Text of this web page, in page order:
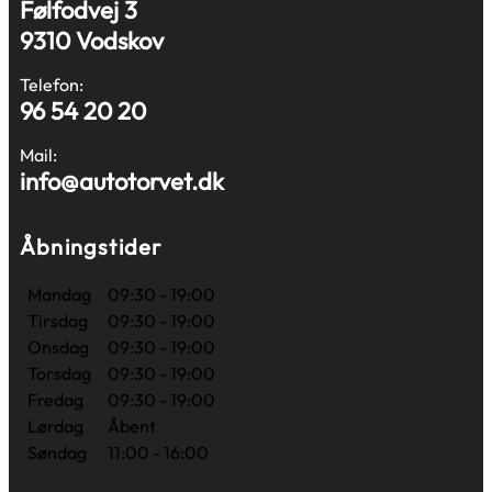
Følfodvej 3
9310 Vodskov
Telefon:
96 54 20 20
Mail:
info@autotorvet.dk
Åbningstider
Mandag
09:30 - 19:00
Tirsdag
09:30 - 19:00
Onsdag
09:30 - 19:00
Torsdag
09:30 - 19:00
Fredag
09:30 - 19:00
Lørdag
Åbent
Søndag
11:00 - 16:00